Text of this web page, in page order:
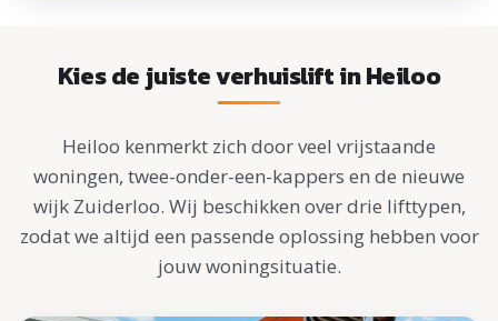
Kies de juiste verhuislift in Heiloo
Heiloo kenmerkt zich door veel vrijstaande
woningen, twee-onder-een-kappers en de nieuwe
wijk Zuiderloo. Wij beschikken over drie lifttypen,
zodat we altijd een passende oplossing hebben voor
jouw woningsituatie.